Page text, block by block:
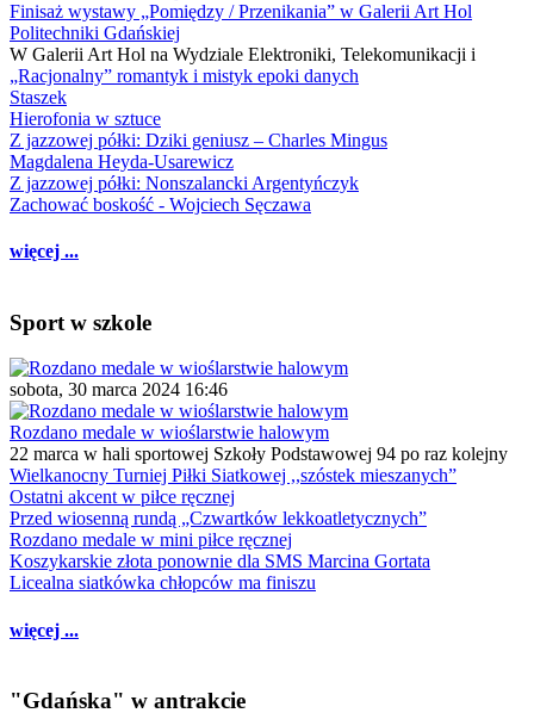
Finisaż wystawy „Pomiędzy / Przenikania” w Galerii Art Hol
Politechniki Gdańskiej
W Galerii Art Hol na Wydziale Elektroniki, Telekomunikacji i
„Racjonalny” romantyk i mistyk epoki danych
Staszek
Hierofonia w sztuce
Z jazzowej półki: Dziki geniusz – Charles Mingus
Magdalena Heyda-Usarewicz
Z jazzowej półki: Nonszalancki Argentyńczyk
Zachować boskość - Wojciech Sęczawa
więcej ...
Sport w szkole
sobota, 30 marca 2024 16:46
Rozdano medale w wioślarstwie halowym
22 marca w hali sportowej Szkoły Podstawowej 94 po raz kolejny
Wielkanocny Turniej Piłki Siatkowej ,,szóstek mieszanych”
Ostatni akcent w piłce ręcznej
Przed wiosenną rundą „Czwartków lekkoatletycznych”
Rozdano medale w mini piłce ręcznej
Koszykarskie złota ponownie dla SMS Marcina Gortata
Licealna siatkówka chłopców ma finiszu
więcej ...
"Gdańska" w antrakcie